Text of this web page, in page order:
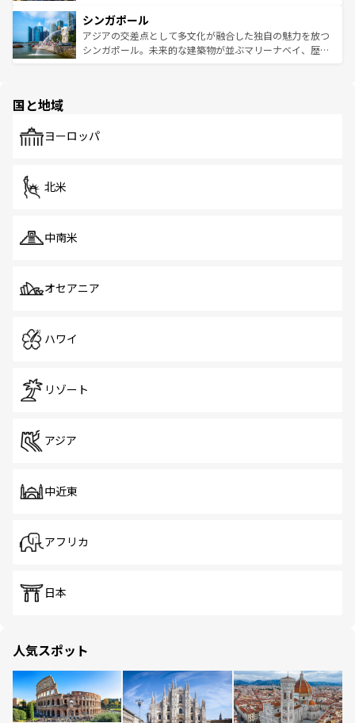
参照してほしい。
激する。気候は一年中温暖で、どの季節にも異なる楽しみ
が待っている。親しみやすいタイの人々、仏教を中心とし
た文化、そして多様な観光資源が、訪れる旅人を魅了し続
み、どこを訪れても感動するはず。観光スポットが密集し
ており、効率よく見どころを回れるのも魅力。息をのむよ
うな絶景から文化的な体験まで、香港を存分に楽しみ尽く
シンガポール
アジアの交差点として多文化が融合した独自の魅力を放つ
シンガポール。未来的な建築物が並ぶマリーナベイ、歴史
で、ホーカーズは地元の風情を楽しめる外せないスポット
国と地域
ヨーロッパ
北米
中南米
オセアニア
ハワイ
リゾート
アジア
中近東
アフリカ
日本
人気スポット